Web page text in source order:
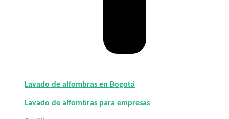
Lavado de alfombras en Bogotá
Lavado de alfombras para empresas